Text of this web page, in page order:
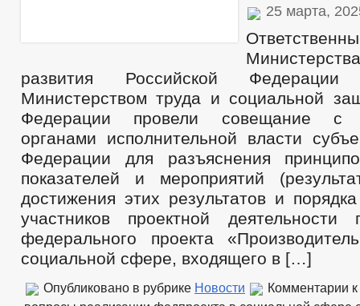
25 марта,
развития Российской
Министерством труда и социальной
Федерации провели совещание с
органами исполнительной власти
Федерации для разъяснения
показателей и мероприятий
достижения этих результатов и
участников проектной деятельности
федерального проекта
социальной сфере, входящего в […]
Опубликовано в рубрике Новости Комментарии